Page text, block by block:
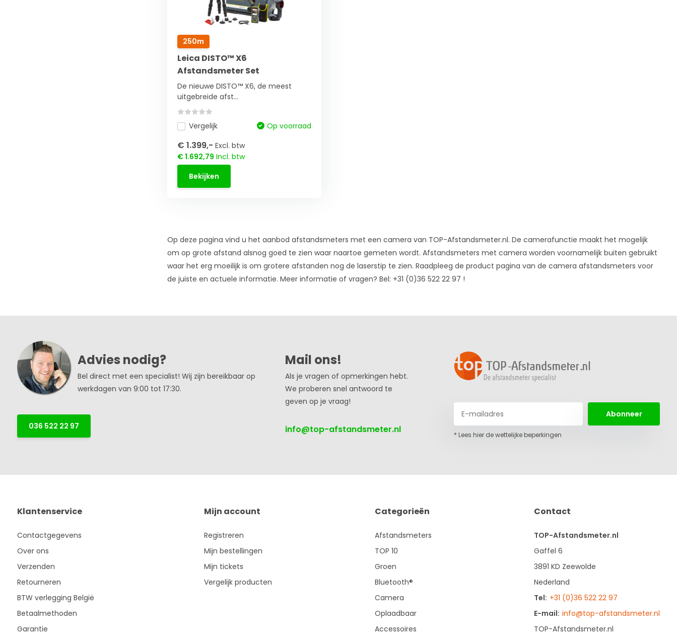
250m
Leica DISTO™ X6
Afstandsmeter Set
De nieuwe DISTO™ X6, de meest
uitgebreide afst...
Vergelijk Op voorraad
€ 1.399,- Excl. btw
€ 1.692,79 Incl. btw
Bekijken
Op deze pagina vind u het aanbod afstandsmeters met een camera van TOP-Afstandsmeter.nl. De camerafunctie maakt het mogelijk
om op grote afstand alsnog goed te zien waar naartoe gemeten wordt. Afstandsmeters met camera worden voornamelijk buiten gebruikt
waar het erg moeilijk is om grotere afstanden nog de laserstip te zien. Raadpleeg de product pagina van de camera afstandsmeters voor
de juiste en actuele informatie. Meer informatie of vragen? Bel: +31 (0)36 522 22 97 !
Advies nodig?
Bel direct met een specialist! Wij zijn bereikbaar op
werkdagen van 9:00 tot 17:30.
036 522 22 97
Mail ons!
Als je vragen of opmerkingen hebt.
We proberen snel antwoord te
geven op je vraag!
info@top-afstandsmeter.nl
Abonneer
* Lees hier de wettelijke beperkingen
Klantenservice
Contactgegevens
Over ons
Verzenden
Retourneren
BTW verlegging België
Betaalmethoden
Garantie
Mijn account
Registreren
Mijn bestellingen
Mijn tickets
Vergelijk producten
Categorieën
Afstandsmeters
TOP 10
Groen
Bluetooth®
Camera
Oplaadbaar
Accessoires
Contact
TOP-Afstandsmeter.nl
Gaffel 6
3891 KD Zeewolde
Nederland
Tel: +31 (0)36 522 22 97
E-mail: info@top-afstandsmeter.nl
TOP-Afstandsmeter.nl